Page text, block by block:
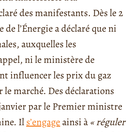
des manifestants. Dès le 2
l’Énergie a déclaré que ni
auxquelles les
ni le ministère de
influencer les prix du gaz
marché. Des déclarations
par le Premier ministre
Ils’engageainsi à« réguler